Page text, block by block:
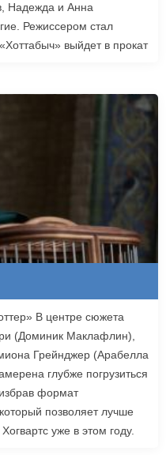
Надежда и Анна
Режиссером стал
выйдет в прокат
В центре сюжета
(Доминик Маклафлин),
Грейнджер (Арабелла
глубже погрузиться
формат
позволяет лучше
уже в этом году.